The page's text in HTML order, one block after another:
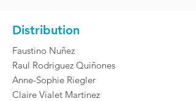
Distribution
Faustino Nuñez
Raul Rodriguez Quiñones
Anne-Sophie Riegler
Claire Vialet Martinez